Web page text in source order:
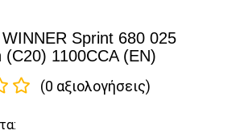
Sprint 680 025
(C20) 1100CCA (EN)
(0 αξιολογήσεις)